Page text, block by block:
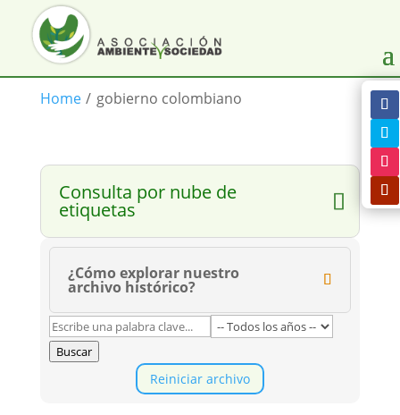
Home / gobierno colombiano
Consulta por nube de
etiquetas
¿Cómo explorar nuestro
archivo histórico?
Buscar
Reiniciar archivo